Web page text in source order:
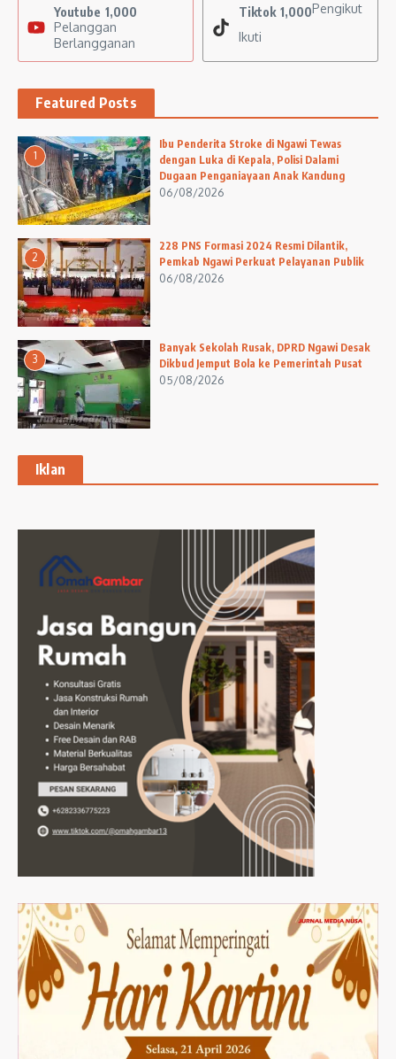
Youtube 1,000
Pelanggan
Berlangganan
Tiktok 1,000Pengikut
Ikuti
Featured Posts
1
Ibu Penderita Stroke di Ngawi Tewas
dengan Luka di Kepala, Polisi Dalami
Dugaan Penganiayaan Anak Kandung
06/08/2026
2
228 PNS Formasi 2024 Resmi Dilantik,
Pemkab Ngawi Perkuat Pelayanan Publik
06/08/2026
3
Banyak Sekolah Rusak, DPRD Ngawi Desak
Dikbud Jemput Bola ke Pemerintah Pusat
05/08/2026
Iklan